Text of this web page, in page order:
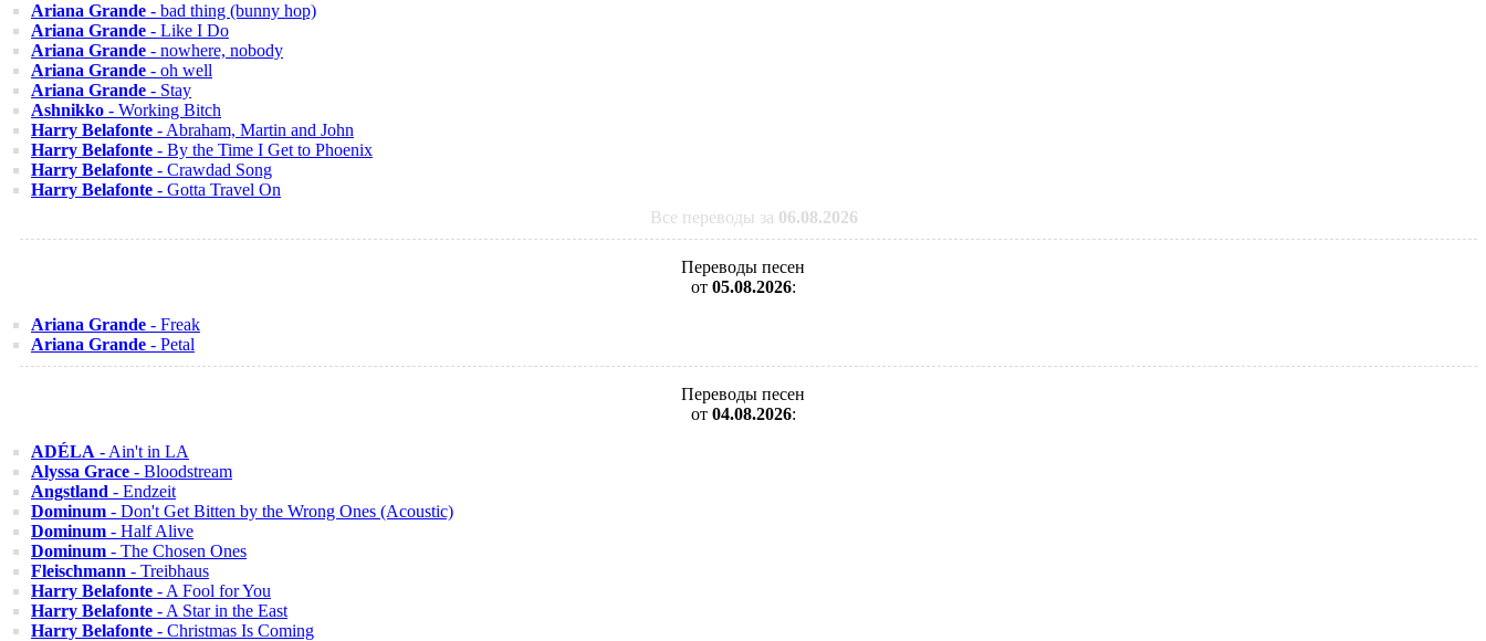
Ariana Grande - bad thing (bunny hop)
Ariana Grande - Like I Do
Ariana Grande - nowhere, nobody
Ariana Grande - oh well
Ariana Grande - Stay
Ashnikko - Working Bitch
Harry Belafonte - Abraham, Martin and John
Harry Belafonte - By the Time I Get to Phoenix
Harry Belafonte - Crawdad Song
Harry Belafonte - Gotta Travel On
Все переводы за 06.08.2026
Переводы песен
от 05.08.2026:
Ariana Grande - Freak
Ariana Grande - Petal
Переводы песен
от 04.08.2026:
ADÉLA - Ain't in LA
Alyssa Grace - Bloodstream
Angstland - Endzeit
Dominum - Don't Get Bitten by the Wrong Ones (Acoustic)
Dominum - Half Alive
Dominum - The Chosen Ones
Fleischmann - Treibhaus
Harry Belafonte - A Fool for You
Harry Belafonte - A Star in the East
Harry Belafonte - Christmas Is Coming